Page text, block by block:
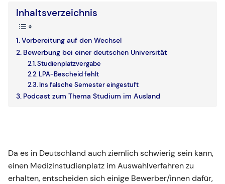
Inhaltsverzeichnis
Vorbereitung auf den Wechsel
Bewerbung bei einer deutschen Universität
Studienplatzvergabe
LPA-Bescheid fehlt
Ins falsche Semester eingestuft
Podcast zum Thema Studium im Ausland
Da es in Deutschland auch ziemlich schwierig sein kann,
einen Medizinstudienplatz im Auswahlverfahren zu
erhalten, entscheiden sich einige Bewerber/innen dafür,